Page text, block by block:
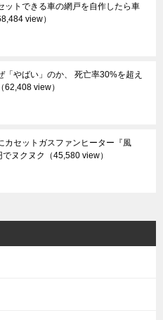
ットできる車の網戸を自作したら車
view）
「やばい」のか、 死亡率30%を超え
（62,408 view）
カセットガスファンヒーター『風
ヌクヌク
（45,580 view）